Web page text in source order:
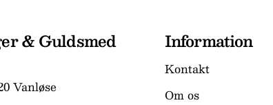
& Guldsmed
Vanløse
Information
Kontakt
Om os